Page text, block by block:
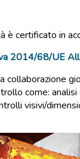
è certificato in
2014/68/UE
collaborazione
come:
visivi/